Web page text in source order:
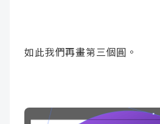
如此我們再畫第三個圓。